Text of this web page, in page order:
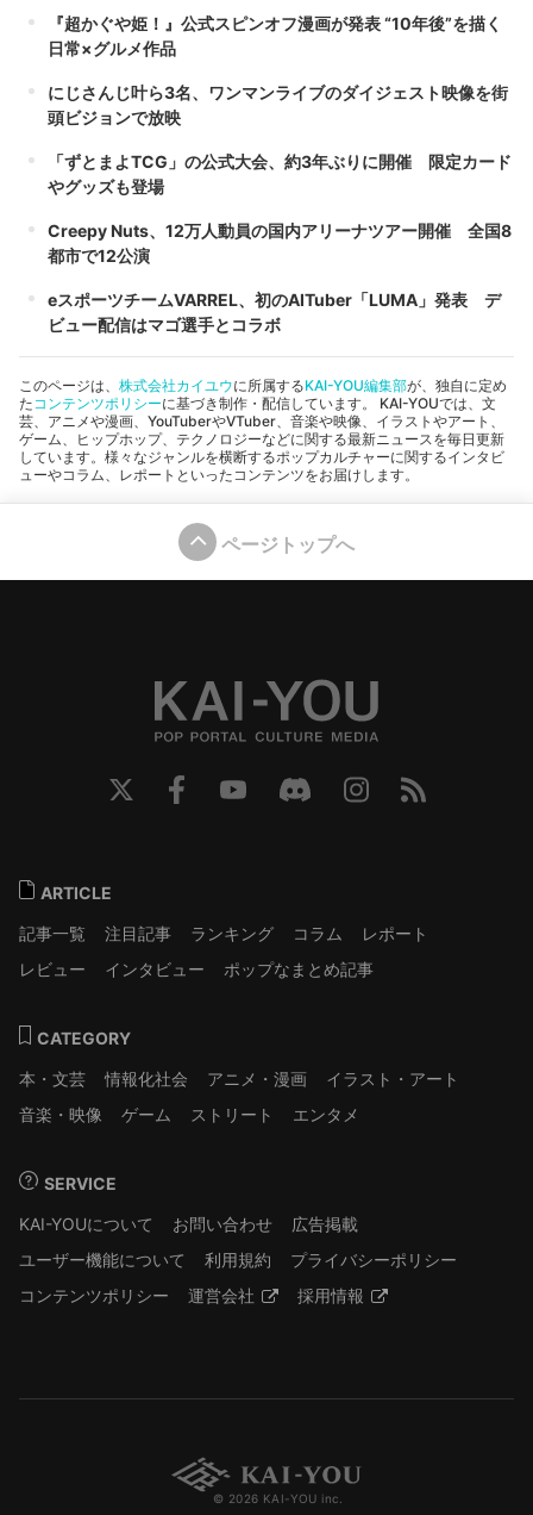
『超かぐや姫！』公式スピンオフ漫画が発表 “10年後”を描く
日常×グルメ作品
にじさんじ叶ら3名、ワンマンライブのダイジェスト映像を街
頭ビジョンで放映
「ずとまよTCG」の公式大会、約3年ぶりに開催 限定カード
やグッズも登場
Creepy Nuts、12万人動員の国内アリーナツアー開催 全国8
都市で12公演
eスポーツチームVARREL、初のAITuber「LUMA」発表 デ
ビュー配信はマゴ選手とコラボ
このページは、 株式会社カイユウに所属するKAI-YOU編集部が、独自に定め
た コンテンツポリシーに基づき制作・配信しています。 KAI-YOUでは、文
芸、アニメや漫画、YouTuberやVTuber、音楽や映像、イラストやアート、
ゲーム、ヒップホップ、テクノロジーなどに関する最新ニュースを毎日更新
しています。様々なジャンルを横断するポップカルチャーに関するインタビ
ューやコラム、レポートといったコンテンツをお届けします。
ページトップへ
ARTICLE
記事一覧
注目記事 ランキング コラム
レポート
レビュー
インタビュー ポップなまとめ記事
CATEGORY
本・文芸
情報化社会 アニメ・漫画
イラスト・アート
音楽・映像
ゲーム ストリート エンタメ
SERVICE
KAI-YOUについて
お問い合わせ
広告掲載
ユーザー機能について
利用規約
プライバシーポリシー
コンテンツポリシー
運営会社 採用情報
© 2026 KAI-YOU inc.